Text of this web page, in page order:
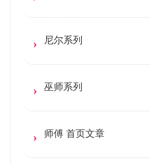
尼尔系列
巫师系列
师傅 首页文章